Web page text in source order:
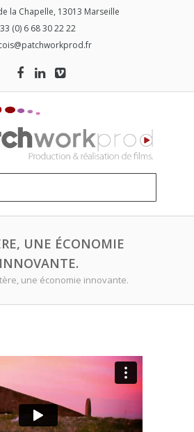
la Chapelle, 13013 Marseille
(0) 6 68 30 22 22
UNE ÉCONOMIE
INNOVANTE.
une économie innovante.